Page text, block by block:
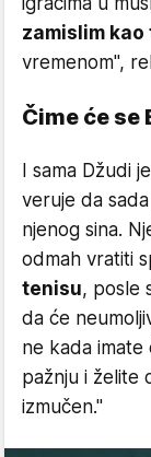
zamislim
vremenom",
Čime će se
I sama Džudi
veruje da
njenog sina.
odmah vratiti
tenisu, posle
da će
ne kada
pažnju i želite
izmučen."